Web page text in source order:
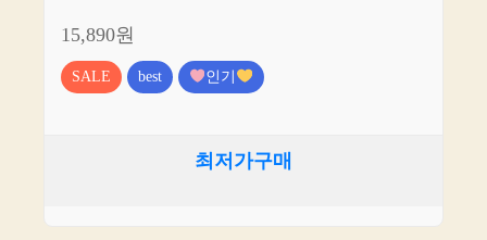
15,890원
SALE best 인기
최저가구매